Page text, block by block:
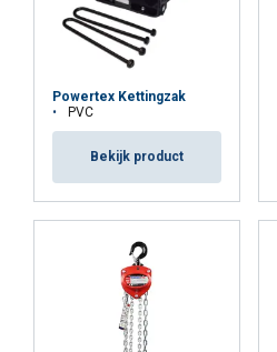
Powertex Kettingzak
PVC
Bekijk product